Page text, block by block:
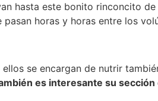
hasta este bonito rinconcito
horas y horas entre los
ellos se encargan de nutrir
es interesante su sección